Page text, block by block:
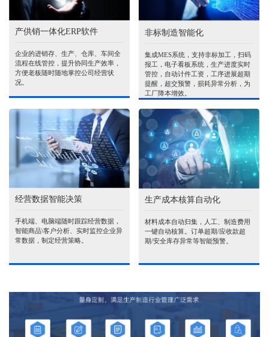
产供销一体化ERP软件
企业的进销存、生产、仓库、车间全
流程在线管控，提升协同生产效率，
方便老板随时随地掌控公司经营状
况。
非标制造智能化
集成MES系统，支持非标加工，扫码
报工，电子看板系统，生产进度实时
管控，自动计件工资，工序进展超期
提醒，超交预警，损耗异常分析，为
工厂降本增效。
经营数据智能决策
手机端、电脑端随时跟踪经营数据，
智能商品\客户分析、实时监控企业异
常数据，制定经营策略。
生产成本核算自动化
材料成本自动归集，人工、制造费用
一键自动核算。订单超期/应收款超
期/安全库存异常等智能预警。